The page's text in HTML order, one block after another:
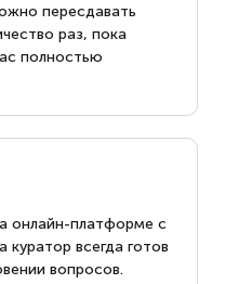
пересдавать
раз, пока
полностью
онлайн-платформе с
куратор всегда готов
вопросов.